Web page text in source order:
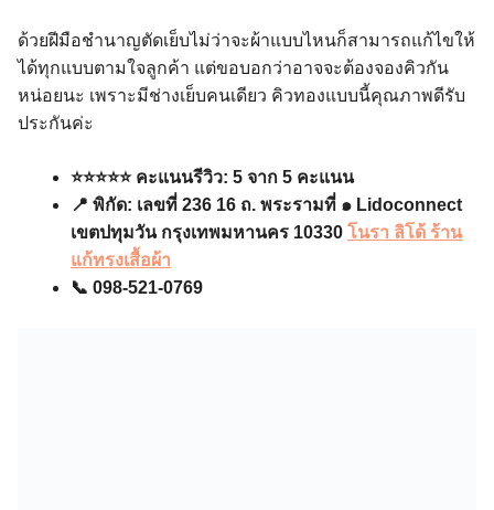
ด้วยฝีมือชำนาญตัดเย็บไม่ว่าจะผ้าแบบไหนก็สามารถแก้ไขให้
ได้ทุกแบบตามใจลูกค้า แต่ขอบอกว่าอาจจะต้องจองคิวกัน
หน่อยนะ เพราะมีช่างเย็บคนเดียว คิวทองแบบนี้คุณภาพดีรับ
ประกันค่ะ
⭐️⭐️⭐️⭐️⭐️ คะแนนรีวิว: 5 จาก 5 คะแนน
📍 พิกัด: เลขที่ 236 16 ถ. พระรามที่ ๑ Lidoconnect
เขตปทุมวัน กรุงเทพมหานคร 10330 โนรา ลิโด้ ร้าน
แก้ทรงเสื้อผ้า
📞 098-521-0769